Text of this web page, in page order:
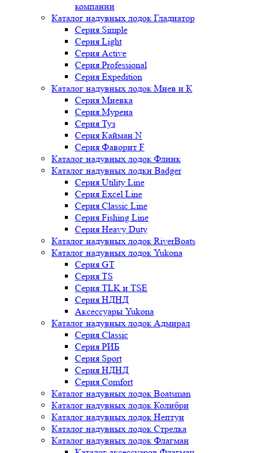
компании
Каталог надувных лодок Гладиатор
Серия Simple
Серия Light
Серия Active
Серия Professional
Серия Expedition
Каталог надувных лодок Мнев и К
Серия Мневка
Серия Мурена
Серия Туз
Серия Кайман N
Серия Фаворит F
Каталог надувных лодок Флинк
Каталог надувных лодки Badger
Серия Utility Line
Серия Excel Line
Серия Classic Line
Серия Fishing Line
Серия Heavy Duty
Каталог надувных лодок RiverBoats
Каталог надувных лодок Yukona
Серия GT
Серия TS
Серия TLK и TSE
Серия НДНД
Аксессуары Yukona
Каталог надувных лодок Адмирал
Серия Classic
Серия РИБ
Серия Sport
Серия НДНД
Серия Comfort
Каталог надувных лодок Boatsman
Каталог надувных лодок Колибри
Каталог надувных лодок Нептун
Каталог надувных лодок Стрелка
Каталог надувных лодок Флагман